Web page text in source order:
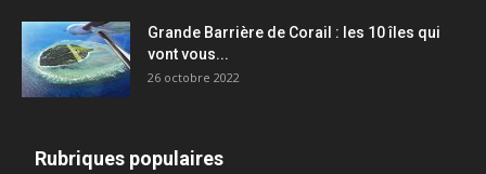
Grande Barrière de Corail : les 10 îles qui
vont vous...
26 octobre 2022
Rubriques populaires